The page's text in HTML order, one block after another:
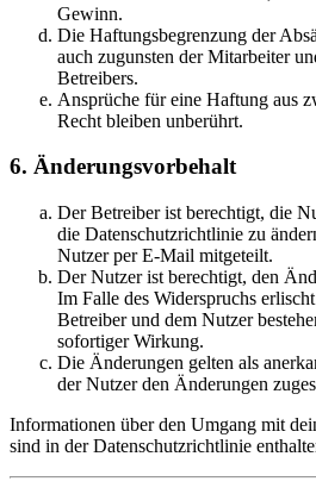
Gewinn.
Die Haftungsbegrenzung der
auch zugunsten der Mitarbeiter
Betreibers.
Ansprüche für eine Haftung aus
Recht bleiben unberührt.
6. Änderungsvorbehalt
Der Betreiber ist berechtigt, die
die Datenschutzrichtlinie zu
Nutzer per E-Mail mitgeteilt.
Der Nutzer ist berechtigt, den
Im Falle des Widerspruchs
Betreiber und dem Nutzer
sofortiger Wirkung.
Die Änderungen gelten als
der Nutzer den Änderungen
Informationen über den Umgang mit
sind in der Datenschutzrichtlinie